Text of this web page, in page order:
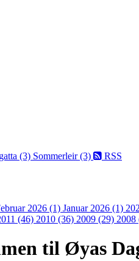
(3) Sommerleir (3) RSS
2026 (1) Januar 2026 (1)
(46) 2010 (36) 2009 (29) 2008
til Øyas